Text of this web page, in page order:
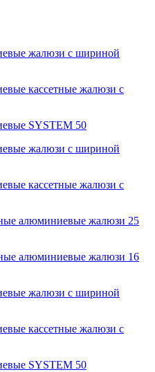
жалюзи с шириной
кассетные жалюзи с
SYSTEM 50
жалюзи с шириной
кассетные жалюзи с
алюминиевые жалюзи 25
алюминиевые жалюзи 16
жалюзи с шириной
кассетные жалюзи с
SYSTEM 50